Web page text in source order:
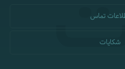
تماس
شکایات